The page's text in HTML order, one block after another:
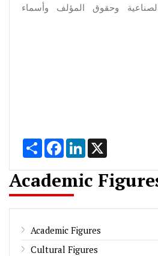
الصناعية وحقوق المؤلف وأسماء
Share FacebookLinkedIn
Academic
Academic Figures
Cultural Figures